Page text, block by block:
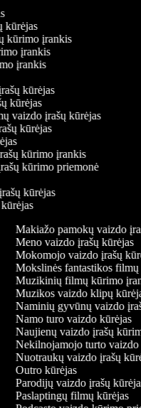
kūrėjas
kūrimo įrankis
įrankis
įrankis
kūrėjas
kūrėjas
vaizdo įrašų kūrėjas
kūrėjas
kūrimo įrankis
kūrimo priemonė
kūrėjas
Makiažo pamokų vaizdo
Meno vaizdo įrašų kūrėjas
Mokomojo vaizdo įrašų
Mokslinės fantastikos filmų
Muzikinių filmų kūrimo
Muzikos vaizdo klipų
Naminių gyvūnų vaizdo
Namo turo vaizdo kūrėjas
Naujienų vaizdo įrašų
Nekilnojamojo turto vaizdo
Nuotraukų vaizdo įrašų
Outro kūrėjas
Parodijų vaizdo įrašų
Paslaptingų filmų kūrėjas